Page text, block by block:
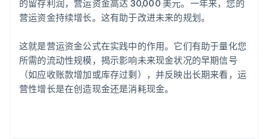
的留存利润，营运资金高达 30,000 美元。一年来，您的
营运资金持续增长。这有助于改进未来的规划。
这就是营运资金公式在实践中的作用。它们有助于量化您
所需的流动性规模，揭示影响未来现金状况的早期信号
（如应收账款增加或库存过剩），并反映出长期来看，运
营性增长是在创造现金还是消耗现金。
爱沙尼亚
English
澳大利亚
English
巴西
PortuguêsEnglish